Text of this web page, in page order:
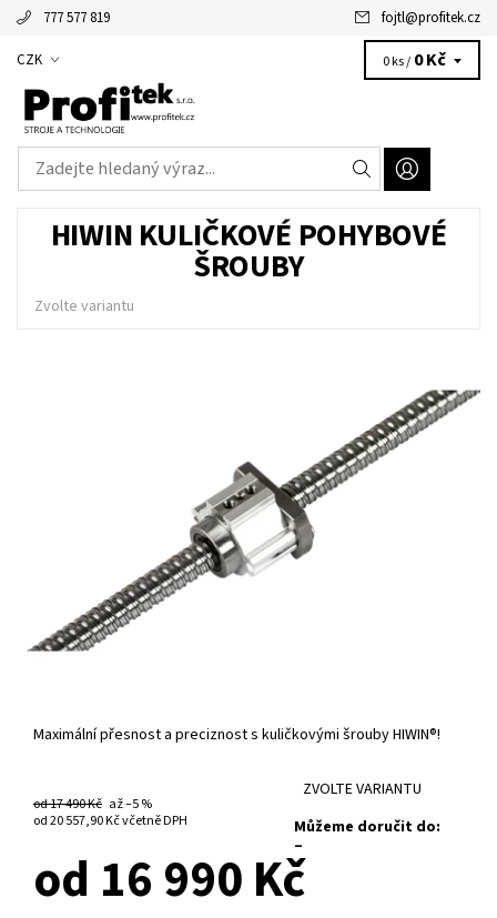
777 577 819 fojtl@profitek.cz
CZK 0 ks / 0 Kč
HIWIN KULIČKOVÉ POHYBOVÉ
ŠROUBY
Zvolte variantu
Maximální přesnost a preciznost s kuličkovými šrouby HIWIN®!
od 17 490 Kč až–5 %
od 20 557,90 Kčvčetně DPH
ZVOLTE VARIANTU
Můžeme doručit do:
–
od 16 990 Kč
Alžbětka - vaše virtuální asistentka